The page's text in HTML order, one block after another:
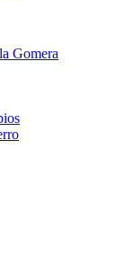
Gomera